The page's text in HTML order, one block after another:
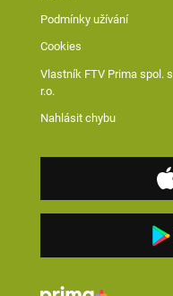
Podmínky užívání
Cookies
Vlastník FTV Prima spol. s
r.o.
Nahlásit chybu